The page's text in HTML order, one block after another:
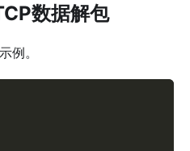
数据解包
例。